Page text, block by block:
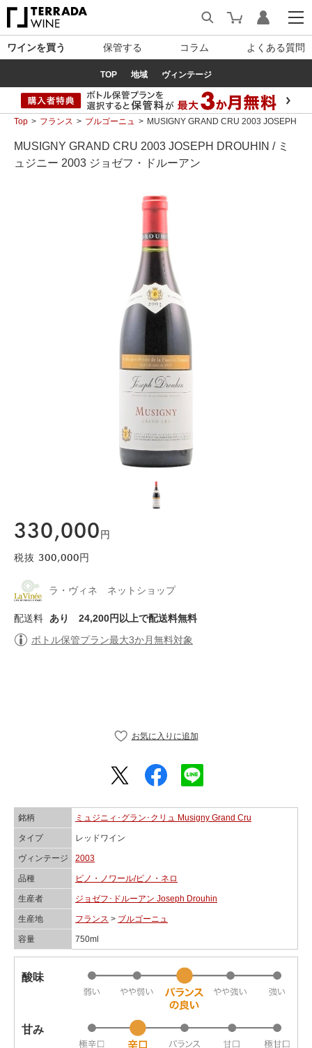
ワインを買う 保管する コラム よくある質問
TOP 地域 ヴィンテージ
Top フランス ブルゴーニュ MUSIGNY GRAND CRU 2003 JOSEPH
MUSIGNY GRAND CRU 2003 JOSEPH DROUHIN / ミ
ュジニー 2003 ジョゼフ・ドルーアン
330,000 円
税抜 300,000 円
ラ・ヴィネ ネットショップ
配送料 あり
24,200円以上で配送料無料
ボトル保管プラン最大3か月無料対象
銘柄 ミュジニィ･グラン･クリュ Musigny Grand Cru
タイプ レッドワイン
ヴィンテージ 2003
品種 ピノ・ノワール/ピノ・ネロ
生産者 ジョゼフ･ドルーアン Joseph Drouhin
生産地 フランス > ブルゴーニュ
容量 750ml
酸味
甘み